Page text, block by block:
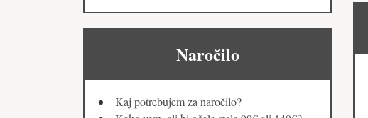
Naročilo
Kaj potrebujem za naročilo?